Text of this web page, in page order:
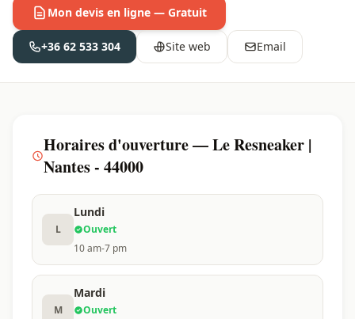
Mon devis en ligne — Gratuit
+36 62 533 304 Site web Email
Horaires d'ouverture — Le Resneaker |
Nantes - 44000
L
Lundi
Ouvert
10 am-7 pm
M
Mardi
Ouvert